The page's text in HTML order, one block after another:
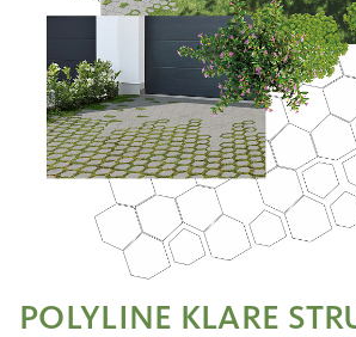
POLYLINE KLARE